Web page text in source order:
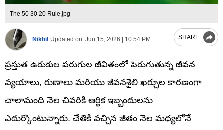
The 50 30 20 Rule.jpg
Nikhil Updated on: Jun 15, 2026 | 10:54 PM SHARE
ప్రస్తుత ఉరుకుల పరుగుల జీవితంలో పెరుగుతున్న జీవన
వ్యయాలు, రుణాలు మరియు జీవనశైలి ఖర్చుల కారణంగా
చాలామంది నెల చివరికి ఆర్థిక ఇబ్బందులను
ఎదుర్కొంటున్నారు. చేతికి వచ్చిన జీతం నెల మధ్యలోనే